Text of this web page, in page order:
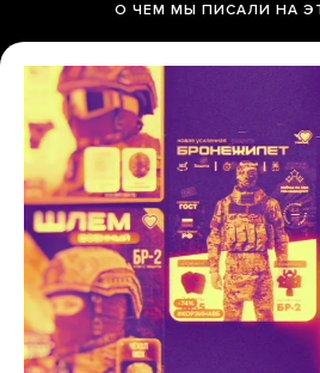
О ЧЕМ МЫ ПИСАЛИ НА